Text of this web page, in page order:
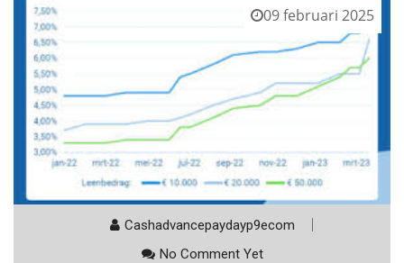
09 februari 2025
Cashadvancepaydayp9ecom
No Comment Yet